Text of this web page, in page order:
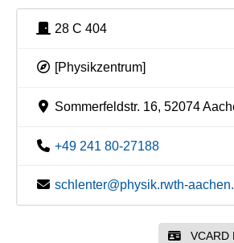
28 C 404
[Physikzentrum]
Sommerfeldstr. 16, 52074
+49 241 80-27188
schlenter@physik.rwth-
VCARD